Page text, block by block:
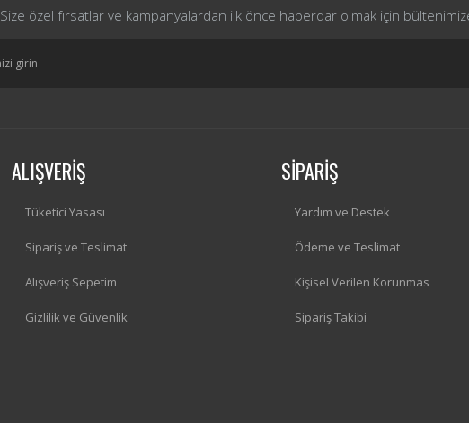
Size özel fırsatlar ve kampanyalardan ilk önce haberdar olmak için
ALIŞVERİŞ
Tüketici Yasası
Sipariş ve Teslimat
Alışveriş Sepetim
Gizlilik ve Güvenlik
SİPARİŞ
Yardım ve Destek
Ödeme ve Teslimat
Kişisel Verilen Korunmas
Sipariş Takibi